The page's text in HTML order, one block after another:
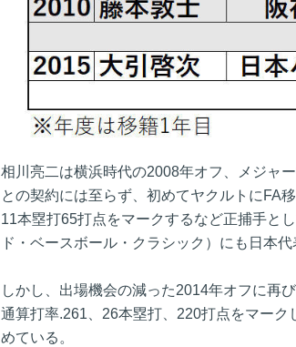
相川亮二は横浜時代の2008年オフ、メジャ
との契約には至らず、初めてヤクルトにFA
11本塁打65打点をマークするなど正捕手と
ド・ベースボール・クラシック）にも日本代
しかし、出場機会の減った2014年オフに再
通算打率.261、26本塁打、220打点をマー
めている。